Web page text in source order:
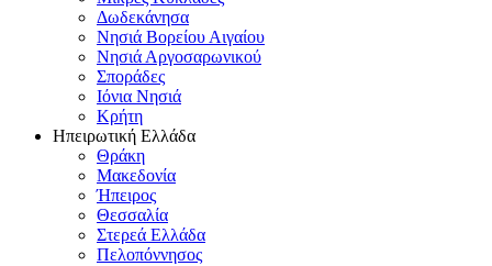
Δωδεκάνησα
Νησιά Βορείου Αιγαίου
Νησιά Αργοσαρωνικού
Σποράδες
Ιόνια Νησιά
Κρήτη
Ηπειρωτική Ελλάδα
Θράκη
Μακεδονία
Ήπειρος
Θεσσαλία
Στερεά Ελλάδα
Πελοπόννησος